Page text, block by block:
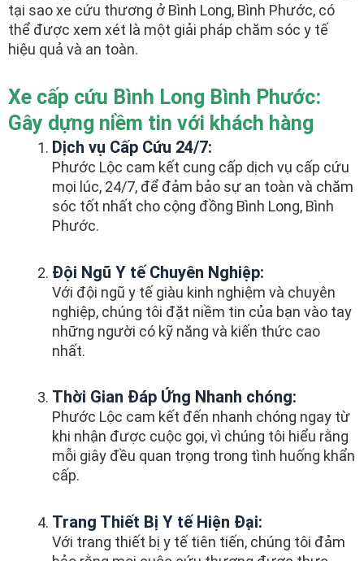
tại sao xe cứu thương ở Bình Long, Bình Phước, có
thể được xem xét là một giải pháp chăm sóc y tế
hiệu quả và an toàn.
Xe cấp cứu Bình Long Bình Phước:
Gây dựng niềm tin với khách hàng
Dịch vụ Cấp Cứu 24/7:
Phước Lộc cam kết cung cấp dịch vụ cấp cứu
mọi lúc, 24/7, để đảm bảo sự an toàn và chăm
sóc tốt nhất cho cộng đồng Bình Long, Bình
Phước.
Đội Ngũ Y tế Chuyên Nghiệp:
Với đội ngũ y tế giàu kinh nghiệm và chuyên
nghiệp, chúng tôi đặt niềm tin của bạn vào tay
những người có kỹ năng và kiến thức cao
nhất.
Thời Gian Đáp Ứng Nhanh chóng:
Phước Lộc cam kết đến nhanh chóng ngay từ
khi nhận được cuộc gọi, vì chúng tôi hiểu rằng
mỗi giây đều quan trọng trong tình huống khẩn
cấp.
Trang Thiết Bị Y tế Hiện Đại:
Với trang thiết bị y tế tiên tiến, chúng tôi đảm